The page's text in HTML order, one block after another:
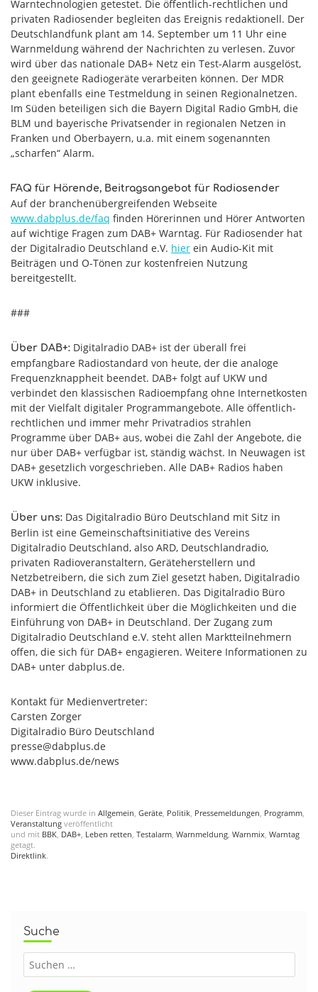
Warntechnologien getestet. Die öffentlich-rechtlichen und
privaten Radiosender begleiten das Ereignis redaktionell. Der
Deutschlandfunk plant am 14. September um 11 Uhr eine
Warnmeldung während der Nachrichten zu verlesen. Zuvor
wird über das nationale DAB+ Netz ein Test-Alarm ausgelöst,
den geeignete Radiogeräte verarbeiten können. Der MDR
plant ebenfalls eine Testmeldung in seinen Regionalnetzen.
Im Süden beteiligen sich die Bayern Digital Radio GmbH, die
BLM und bayerische Privatsender in regionalen Netzen in
Franken und Oberbayern, u.a. mit einem sogenannten
„scharfen“ Alarm.
FAQ für Hörende, Beitragsangebot für Radiosender
Auf der branchenübergreifenden Webseite
www.dabplus.de/faq finden Hörerinnen und Hörer Antworten
auf wichtige Fragen zum DAB+ Warntag. Für Radiosender hat
der Digitalradio Deutschland e.V. hier ein Audio-Kit mit
Beiträgen und O-Tönen zur kostenfreien Nutzung
bereitgestellt.
###
Über DAB+: Digitalradio DAB+ ist der überall frei
empfangbare Radiostandard von heute, der die analoge
Frequenzknappheit beendet. DAB+ folgt auf UKW und
verbindet den klassischen Radioempfang ohne Internetkosten
mit der Vielfalt digitaler Programmangebote. Alle öffentlich-
rechtlichen und immer mehr Privatradios strahlen
Programme über DAB+ aus, wobei die Zahl der Angebote, die
nur über DAB+ verfügbar ist, ständig wächst. In Neuwagen ist
DAB+ gesetzlich vorgeschrieben. Alle DAB+ Radios haben
UKW inklusive.
Über uns: Das Digitalradio Büro Deutschland mit Sitz in
Berlin ist eine Gemeinschaftsinitiative des Vereins
Digitalradio Deutschland, also ARD, Deutschlandradio,
privaten Radioveranstaltern, Geräteherstellern und
Netzbetreibern, die sich zum Ziel gesetzt haben, Digitalradio
DAB+ in Deutschland zu etablieren. Das Digitalradio Büro
informiert die Öffentlichkeit über die Möglichkeiten und die
Einführung von DAB+ in Deutschland. Der Zugang zum
Digitalradio Deutschland e.V. steht allen Marktteilnehmern
offen, die sich für DAB+ engagieren. Weitere Informationen zu
DAB+ unter dabplus.de.
Kontakt für Medienvertreter:
Carsten Zorger
Digitalradio Büro Deutschland
presse@dabplus.de
www.dabplus.de/news
Dieser Eintrag wurde in Allgemein, Geräte, Politik, Pressemeldungen, Programm,
Veranstaltung veröffentlicht
und mit BBK, DAB+, Leben retten, Testalarm, Warnmeldung, Warnmix, Warntag
getagt.
Direktlink.
Suche